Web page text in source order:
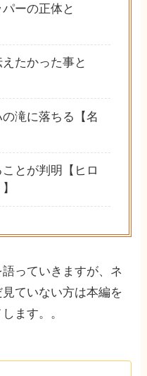
ーの正体と
たかった事と
滝に落ちる【名
とが判明【ヒロ
っていきますが、ネ
ていない方は本編を
ます。。